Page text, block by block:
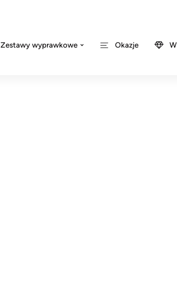
Zestawy wyprawkowe Okazje